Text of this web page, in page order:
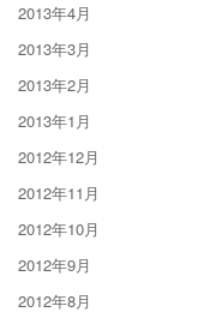
2013年4月
2013年3月
2013年2月
2013年1月
2012年12月
2012年11月
2012年10月
2012年9月
2012年8月